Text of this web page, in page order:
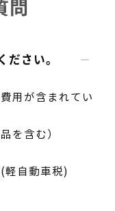
問
ださい。
用が含まれてい
を含む）
軽自動車税)